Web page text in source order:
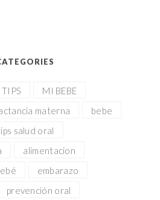
TIPS
MI BEBE
materna
bebe
salud oral
alimentacion
embarazo
prevención oral